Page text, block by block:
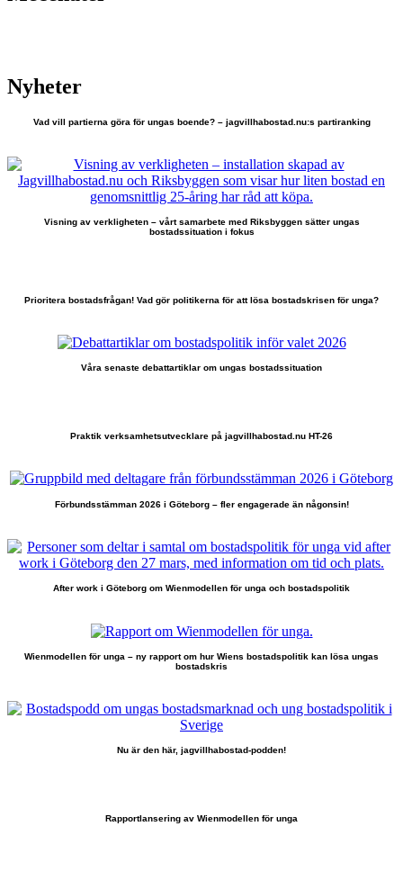
Nyheter
Vad vill partierna göra för ungas boende? – jagvillhabostad.nu:s partiranking
Visning av verkligheten – vårt samarbete med Riksbyggen sätter ungas
bostadssituation i fokus
Prioritera bostadsfrågan! Vad gör politikerna för att lösa bostadskrisen för unga?
Våra senaste debattartiklar om ungas bostadssituation
Praktik verksamhetsutvecklare på jagvillhabostad.nu HT-26
Förbundsstämman 2026 i Göteborg – fler engagerade än någonsin!
After work i Göteborg om Wienmodellen för unga och bostadspolitik
Wienmodellen för unga – ny rapport om hur Wiens bostadspolitik kan lösa ungas
bostadskris
Nu är den här, jagvillhabostad-podden!
Rapportlansering av Wienmodellen för unga